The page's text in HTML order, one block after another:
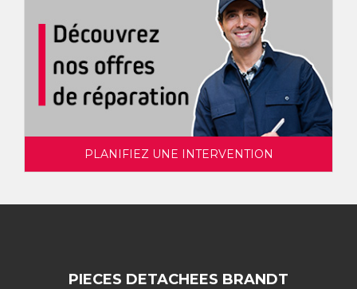
PLANIFIEZ UNE INTERVENTION
PIECES DETACHEES BRANDT